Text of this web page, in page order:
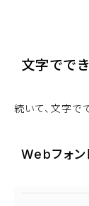
文字でで
続いて、文字で
Webフォン